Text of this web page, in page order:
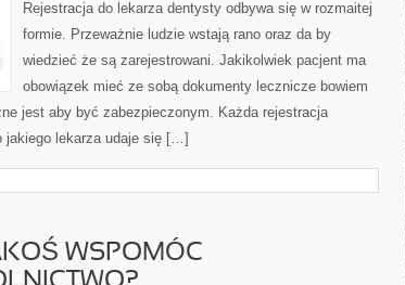
SAMO,
LUDZIE
CZULI
SIĘ
NIEBYWALE
Rejestracja do lekarza dentysty odbywa się w rozmaitej
formie. Przeważnie ludzie wstają rano oraz da by
wiedzieć że są zarejestrowani. Jakikolwiek pacjent ma
obowiązek mieć ze sobą dokumenty lecznicze bowiem
jest aby być zabezpieczonym. Każda rejestracja
jakiego lekarza udaje się […]
WSPOMÓC